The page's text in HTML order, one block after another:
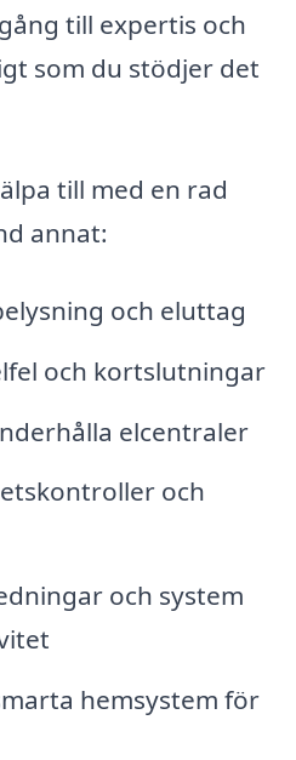
till expertis och
som du stödjer det
till med en rad
annat:
och eluttag
och kortslutningar
elcentraler
och
och system
hemsystem för